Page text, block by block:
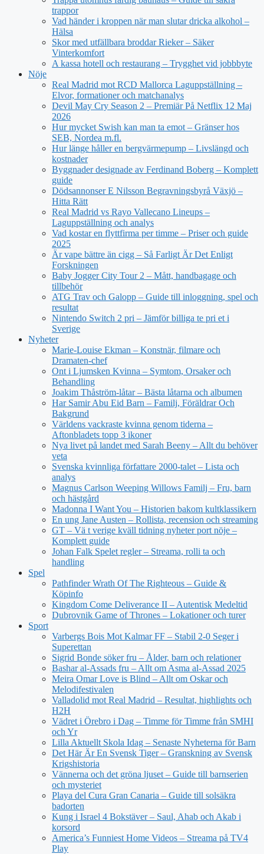
trappor
Vad händer i kroppen när man slutar dricka alkohol –
Hälsa
Skor med utfällbara broddar Rieker – Säker
Vinterkomfort
A kassa hotell och restaurang – Trygghet vid jobbbyte
Nöje
Real Madrid mot RCD Mallorca Laguppställning –
Elvor, formationer och matchanalys
Devil May Cry Season 2 – Premiär På Netflix 12 Maj
2026
Hur mycket Swish kan man ta emot – Gränser hos
SEB, Nordea m.fl.
Hur länge håller en bergvärmepump – Livslängd och
kostnader
Byggnader designade av Ferdinand Boberg – Komplett
guide
Dödsannonser E Nilsson Begravningsbyrå Växjö –
Hitta Rätt
Real Madrid vs Rayo Vallecano Lineups –
Laguppställning och analys
Vad kostar en flyttfirma per timme – Priser och guide
2025
Är vape bättre än cigg – Så Farligt Är Det Enligt
Forskningen
Baby Jogger City Tour 2 – Mått, handbagage och
tillbehör
ATG Trav och Galopp – Guide till inloggning, spel och
resultat
Nintendo Switch 2 pri – Jämför billiga te pri et i
Sverige
Nyheter
Marie-Louise Ekman – Konstnär, filmare och
Dramaten-chef
Ont i Ljumsken Kvinna – Symtom, Orsaker och
Behandling
Joakim Thåström-låtar – Bästa låtarna och albumen
Har Samir Abu Eid Barn – Familj, Föräldrar Och
Bakgrund
Världens vackraste kvinna genom tiderna –
Aftonbladets topp 3 ikoner
Nya livet på landet med Sarah Beeny – Allt du behöver
veta
Svenska kvinnliga författare 2000-talet – Lista och
analys
Magnus Carlson Weeping Willows Familj – Fru, barn
och hästgård
Madonna I Want You – Historien bakom kultklassikern
En ung Jane Austen – Rollista, recension och streaming
GT – Vä t verige kväll tidning nyheter port nöje –
Komplett guide
Johan Falk Spelet regler – Streama, rolli ta och
handling
Spel
Pathfinder Wrath Of The Righteous – Guide &
Köpinfo
Kingdom Come Deliverance II – Autentisk Medeltid
Dubrovnik Game of Thrones – Lokationer och turer
Sport
Varbergs Bois Mot Kalmar FF – Stabil 2-0 Seger i
Superettan
Sigrid Bonde söker fru – Ålder, barn och relationer
Bashar al-Assads fru – Allt om Asma al-Assad 2025
Meira Omar Love is Blind – Allt om Oskar och
Melodifestivalen
Valladolid mot Real Madrid – Resultat, highlights och
H2H
Vädret i Örebro i Dag – Timme för Timme från SMHI
och Yr
Lilla Aktuellt Skola Idag – Senaste Nyheterna för Barn
Det Här Är En Svensk Tiger – Granskning av Svensk
Krigshistoria
Vännerna och det gröna ljuset – Guide till barnserien
och mysteriet
Playa del Cura Gran Canaria – Guide till solsäkra
badorten
Kung i Israel 4 Bokstäver – Saul, Ahab och Akab i
korsord
America’s Funniest Home Videos – Streama på TV4
Play